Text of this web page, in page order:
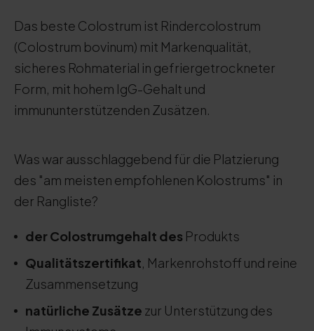
Das beste Colostrum ist Rindercolostrum
(Colostrum bovinum) mit Markenqualität,
sicheres Rohmaterial in gefriergetrockneter
Form, mit hohem IgG-Gehalt und
immununterstützenden Zusätzen.
Was war ausschlaggebend für die Platzierung
des "am meisten empfohlenen Kolostrums" in
der Rangliste?
der Colostrumgehalt des Produkts
Qualitätszertifikat, Markenrohstoff und reine
Zusammensetzung
natürliche Zusätze zur Unterstützung des